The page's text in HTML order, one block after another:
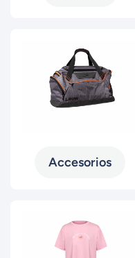
Accesorios